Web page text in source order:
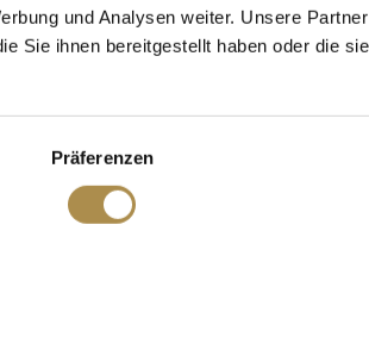
und Analysen weiter. Unsere
Sie ihnen bereitgestellt haben oder die
Präferenzen